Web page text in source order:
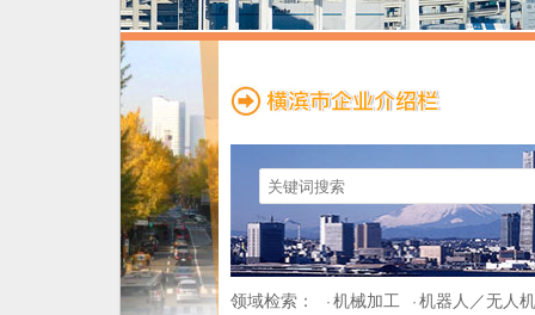
领域检索： · 机械加工 · 机器人／无人机